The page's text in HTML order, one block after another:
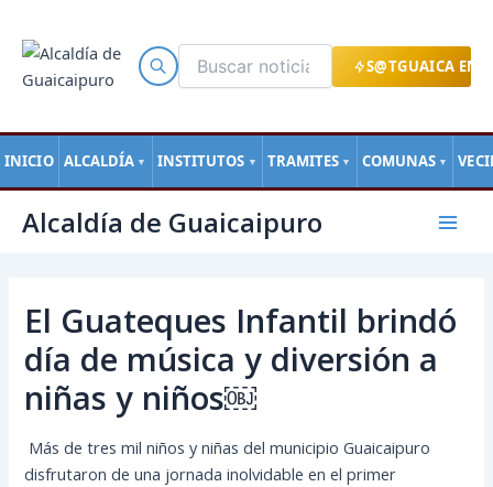
S@TGUAICA EN
INICIO ALCALDÍA ▼ INSTITUTOS ▼ TRAMITES ▼ COMUNAS ▼
contenido
Alcaldía de Guaicaipuro
Main
El Guateques Infantil brindó
día de música y diversión a
niñas y niños￼
Más de tres mil niños y niñas del municipio Guaicaipuro
disfrutaron de una jornada inolvidable en el primer
de